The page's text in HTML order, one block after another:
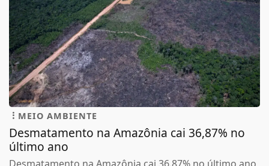
MEIO AMBIENTE
Desmatamento na Amazônia cai 36,87% no
último ano
Desmatamento na Amazônia cai 36,87% no último ano